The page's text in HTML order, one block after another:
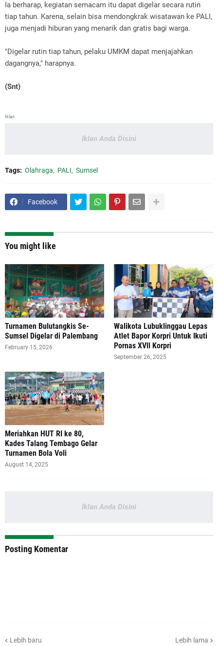
Ia berharap, kegiatan semacam itu dapat digelar secara rutin
tiap tahun. Karena, selain bisa mendongkrak wisatawan ke PALI,
juga menjadi hiburan yang menarik dan gratis bagi warga.
"Digelar rutin tiap tahun, pelaku UMKM dapat menjajahkan
dagangnya," harapnya.
(Snt)
Iklan
Iklan Anda Disini
Tags: Olahraga PALI Sumsel
Facebook
You might like
Turnamen Bulutangkis Se-
Sumsel Digelar di Palembang
February 15, 2026
Walikota Lubuklinggau Lepas
Atlet Bapor Korpri Untuk Ikuti
Pornas XVll Korpri
September 26, 2025
Meriahkan HUT RI ke 80,
Kades Talang Tembago Gelar
Turnamen Bola Voli
August 14, 2025
Iklan Anda Disini
Posting Komentar
Lebih baru Lebih lama